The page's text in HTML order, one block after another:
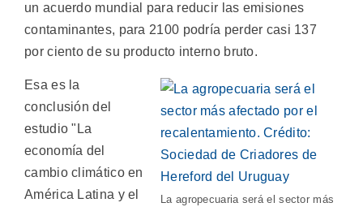
un acuerdo mundial para reducir las emisiones
contaminantes, para 2100 podría perder casi 137
por ciento de su producto interno bruto.
La agropecuaria será el sector más
Esa es la
conclusión del
estudio "La
economía del
cambio climático en
América Latina y el